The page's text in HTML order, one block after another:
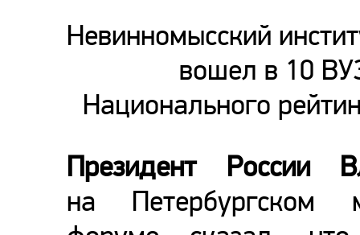
Невинномысский
вошел в 10
Национального
Президент России
на Петербургском